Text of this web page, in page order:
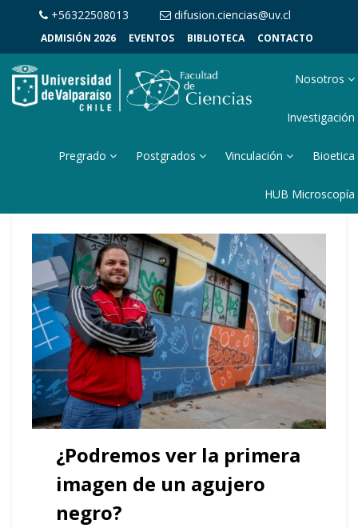
+56322508013 difusion.ciencias@uv.cl
ADMISIÓN 2026 EVENTOS BIBLIOTECA CONTACTO
Nosotros
Investigación
Pregrado Postgrados Vinculación Bioetica
HUB Microscopía
¿Podremos ver la primera
imagen de un agujero
negro?